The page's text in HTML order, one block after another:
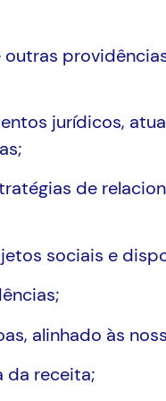
jurídicos,
de
sociais e
alinhado às
da receita;